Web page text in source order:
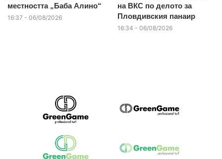
местността „Баба Алино“
16:37 - 06/08/2026
на ВКС по делото за
Пловдивския панаир
16:34 - 06/08/2026